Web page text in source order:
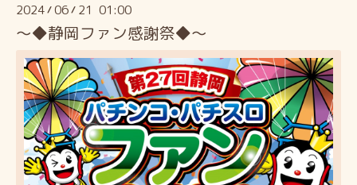
2024/06/ 21 01:00
～◆静岡ファン感謝祭◆～